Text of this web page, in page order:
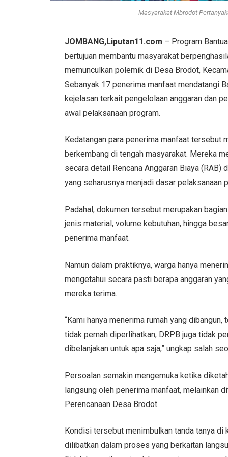
Masyarakat Mbrodot
JOMBANG,Liputan11.com – Program
bertujuan membantu masyarakat
memunculkan polemik di Desa Brodot,
Sebanyak 17 penerima manfaat mendatangi
kejelasan terkait pengelolaan anggaran dan
awal pelaksanaan program.
Kedatangan para penerima manfaat tersebut
berkembang di tengah masyarakat. Mereka
secara detail Rencana Anggaran Biaya (RAB)
yang seharusnya menjadi dasar pelaksanaan
Padahal, dokumen tersebut merupakan
jenis material, volume kebutuhan, hingga
penerima manfaat.
Namun dalam praktiknya, warga hanya
mengetahui secara pasti berapa anggaran
mereka terima.
“Kami hanya menerima rumah yang
tidak pernah diperlihatkan, DRPB juga tidak
dibelanjakan untuk apa saja,” ungkap salah
Persoalan semakin mengemuka ketika
langsung oleh penerima manfaat, melainkan
Perencanaan Desa Brodot.
Kondisi tersebut menimbulkan tanda tanya
dilibatkan dalam proses yang berkaitan